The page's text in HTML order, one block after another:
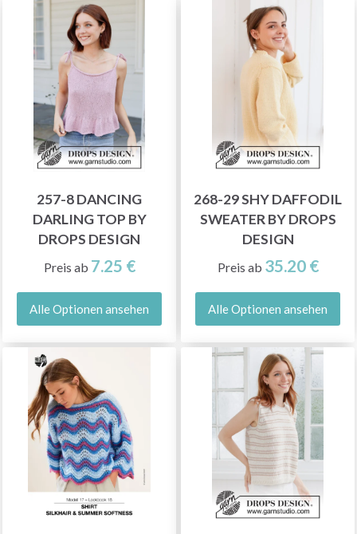
257-8 DANCING
DARLING TOP BY
DROPS DESIGN
Preis ab 7.25 €
Alle Optionen ansehen
268-29 SHY DAFFODIL
SWEATER BY DROPS
DESIGN
Preis ab 35.20 €
Alle Optionen ansehen